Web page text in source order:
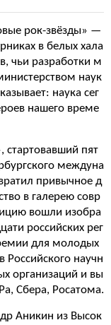
рок-звёзды» —
в белых хала
чьи разработки м
наук
наука сег
нашего време
стартовавший пят
междуна
привычное д
в галерею совр
вошли изобра
российских рег
для молодых
Российского научн
организаций и вы
Сбера, Росатома.
Аникин из Высок